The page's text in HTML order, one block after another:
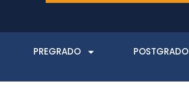
PREGRADO POSTGRADO